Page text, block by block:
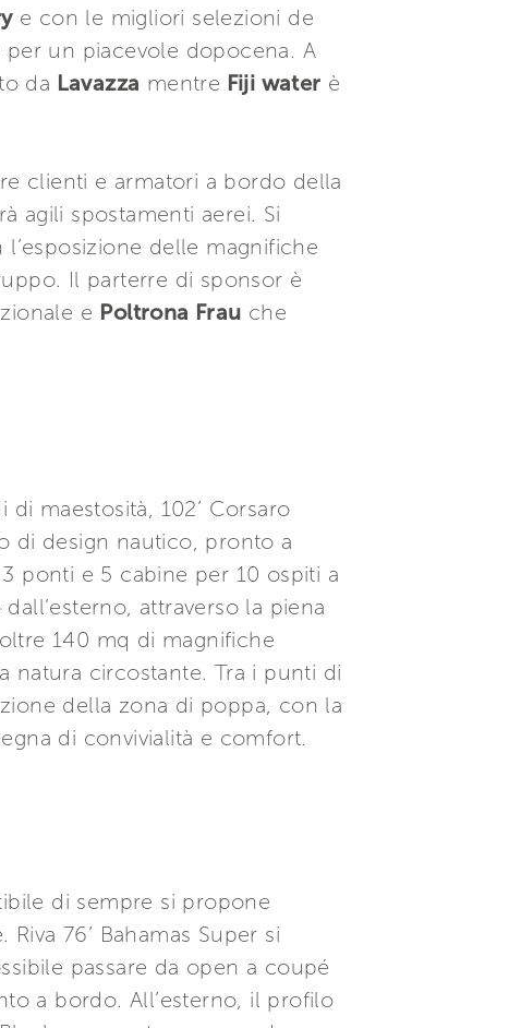
e con le migliori selezioni de
un piacevole dopocena. A
da Lavazza mentre Fiji water è
clienti e armatori a bordo della
agili spostamenti aerei. Si
delle magnifiche
Il parterre di sponsor è
e Poltrona Frau che
maestosità, 102’ Corsaro
di design nautico, pronto a
ponti e 5 cabine per 10 ospiti a
attraverso la piena
140 mq di magnifiche
natura circostante. Tra i punti di
della zona di poppa, con la
di convivialità e comfort.
di sempre si propone
76’ Bahamas Super si
passare da open a coupé
a bordo. All’esterno, il profilo